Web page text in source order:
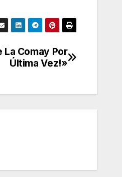
el
volumen.
La Comay Por
Última Vez!»